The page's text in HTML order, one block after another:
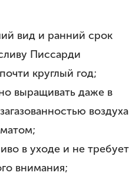
вид и ранний срок
Писсарди
круглый год;
выращивать даже в
воздуха
в уходе и не требует
внимания;